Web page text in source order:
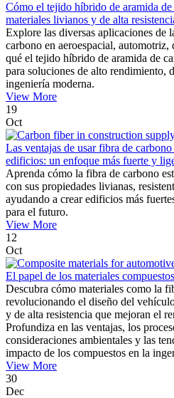
Cómo el tejido híbrido de aramida
materiales livianos y de alta
Explore las diversas aplicaciones de
carbono en aeroespacial, automotriz,
qué el tejido híbrido de aramida de
para soluciones de alto rendimiento,
ingeniería moderna.
View More
19
Oct
Las ventajas de usar fibra de
edificios: un enfoque más fuerte y
Aprenda cómo la fibra de carbono
con sus propiedades livianas,
ayudando a crear edificios más
para el futuro.
View More
12
Oct
El papel de los materiales
Descubra cómo materiales como la
revolucionando el diseño del
y de alta resistencia que mejoran el
Profundiza en las ventajas, los
consideraciones ambientales y las
impacto de los compuestos en la
View More
30
Dec